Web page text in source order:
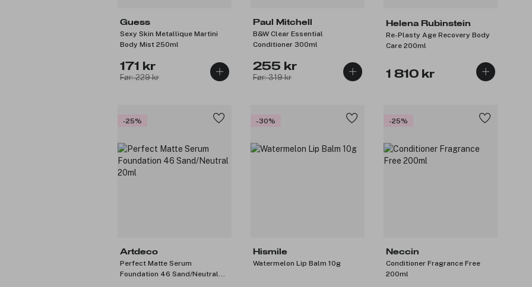
Guess
Sexy Skin Metallique Martini
Body Mist 250ml
171 kr
Før: 229 kr
Paul Mitchell
B&W Clear Essential
Conditioner 300ml
255 kr
Før: 319 kr
Helena Rubinstein
Re-Plasty Age Recovery Body
Care 200ml
1 810 kr
-25%
Artdeco
Perfect Matte Serum
Foundation 46 Sand/Neutral
-30%
Hismile
Watermelon Lip Balm 10g
-25%
Neccin
Conditioner Fragrance Free
200ml